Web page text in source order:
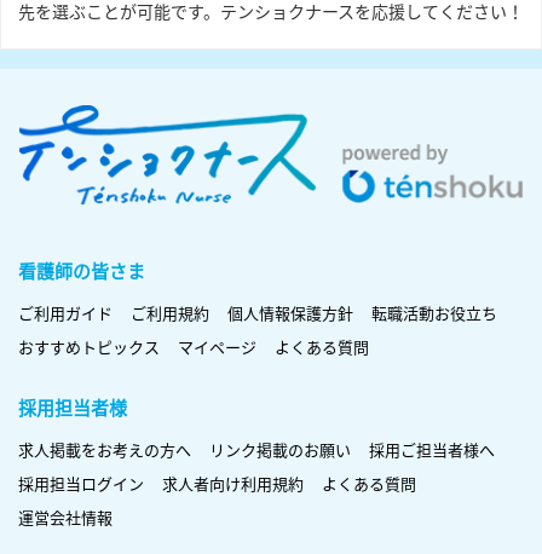
先を選ぶことが可能です。テンショクナースを応援してください！
看護師の皆さま
ご利用ガイド ご利用規約 個人情報保護方針
転職活動お役立ち
おすすめトピックス
マイページ よくある質問
採用担当者様
求人掲載をお考えの方へ リンク掲載のお願い
採用ご担当者様へ
採用担当ログイン
求人者向け利用規約
よくある質問
運営会社情報